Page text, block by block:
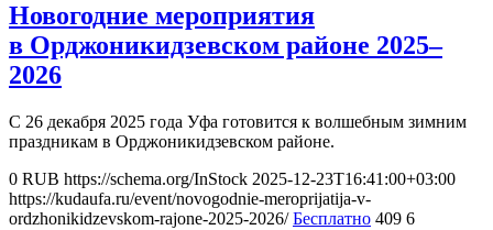
Новогодние мероприятия
в Орджоникидзевском районе 2025–
2026
С 26 декабря 2025 года Уфа готовится к волшебным зимним
праздникам в Орджоникидзевском районе.
0 RUB https://schema.org/InStock 2025-12-23T16:41:00+03:00
https://kudaufa.ru/event/novogodnie-meroprijatija-v-
ordzhonikidzevskom-rajone-2025-2026/ Бесплатно 409 6